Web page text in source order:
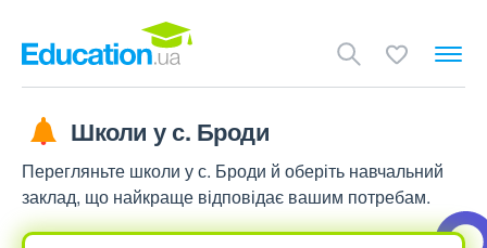
Школи у с. Броди
Перегляньте школи у с. Броди й оберіть навчальний
заклад, що найкраще відповідає вашим потребам.